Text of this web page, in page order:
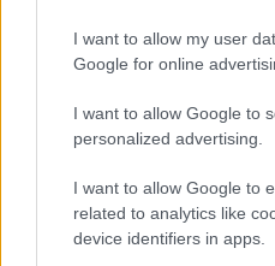
I want to allow my user
Google for online
I want to allow Google to
personalized advertising.
I want to allow Google to
related to analytics like
device identifiers in apps.
mozgásszervi
kezelésére?